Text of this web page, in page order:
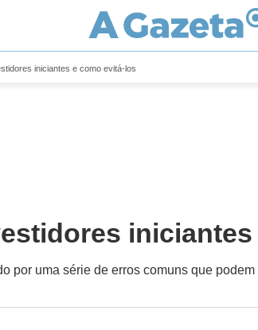
iniciantes e como evitá-los
por uma série de erros comuns que